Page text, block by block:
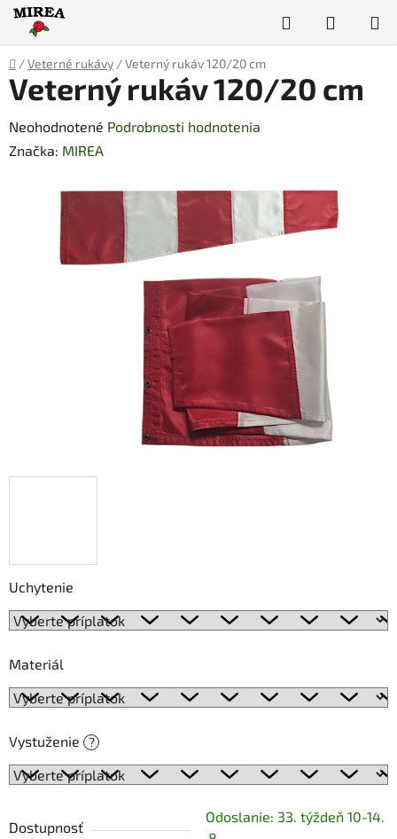
Prejsť
obsah
Hľadať
KOŠÍK
Domov
/Veterné rukávy /Veterný rukáv 120/20 cm
Uchytenie
Materiál
Vystuženie ?
Dostupnosť
Odoslanie: 33. týždeň 10-14.
Veterný rukáv 120/20 cm
Priemerné
hodnotenie
Neohodnotené Podrobnosti hodnotenia
Značka: MIREA